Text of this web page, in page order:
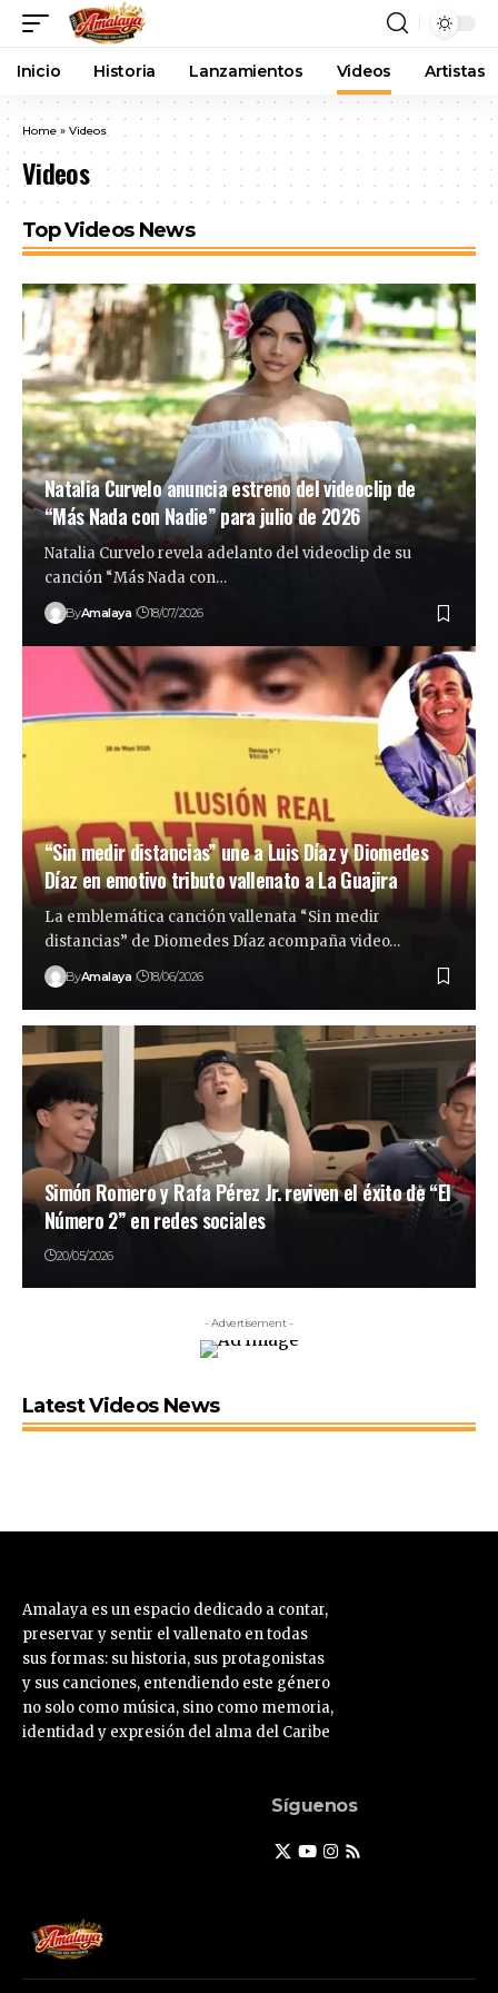
Inicio Historia Lanzamientos Videos Artistas
Home » Videos
Videos
Top Videos News
Natalia Curvelo anuncia estreno del videoclip de
“Más Nada con Nadie” para julio de 2026
Natalia Curvelo revela adelanto del videoclip de su
canción “Más Nada con…
ByAmalaya 18/07/2026
“Sin medir distancias” une a Luis Díaz y Diomedes
Díaz en emotivo tributo vallenato a La Guajira
La emblemática canción vallenata “Sin medir
distancias” de Diomedes Díaz acompaña video…
ByAmalaya 18/06/2026
Simón Romero y Rafa Pérez Jr. reviven el éxito de “El
Número 2” en redes sociales
20/05/2026
- Advertisement -
Latest Videos News
Amalaya es un espacio dedicado a contar,
preservar y sentir el vallenato en todas
sus formas: su historia, sus protagonistas
y sus canciones, entendiendo este género
no solo como música, sino como memoria,
identidad y expresión del alma del Caribe
Síguenos